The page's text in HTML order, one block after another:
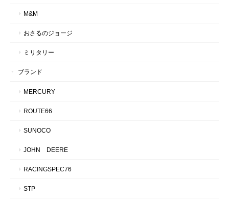
M&M
おさるのジョージ
ミリタリー
ブランド
MERCURY
ROUTE66
SUNOCO
JOHN DEERE
RACINGSPEC76
STP